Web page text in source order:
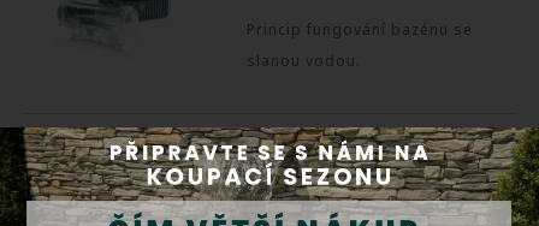
Princip fungování bazénu se
slanou vodou.
Alkalinita bazénové
vody